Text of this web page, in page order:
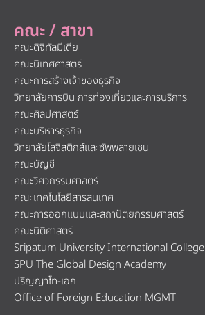
คณะ / สาขา
คณะดิจิทัลมีเดีย
คณะนิเทศศาสตร์
คณะการสร้างเจ้าของธุรกิจ
วิทยาลัยการบิน การท่องเที่ยวและการบริการ
คณะศิลปศาสตร์
คณะบริหารธุรกิจ
วิทยาลัยโลจิสติกส์และซัพพลายเชน
คณะบัญชี
คณะวิศวกรรมศาสตร์
คณะเทคโนโลยีสารสนเทศ
คณะการออกแบบและสถาปัตยกรรมศาสตร์
คณะนิติศาสตร์
Sripatum University International College
SPU The Global Design Academy
ปริญญาโท-เอก
Office of Foreign Education MGMT